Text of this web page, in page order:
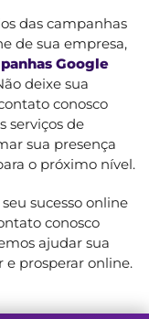
das campanhas
de sua empresa,
Google
deixe sua
conosco
serviços de
sua presença
o próximo nível.
sucesso online
conosco
ajudar sua
e prosperar online.